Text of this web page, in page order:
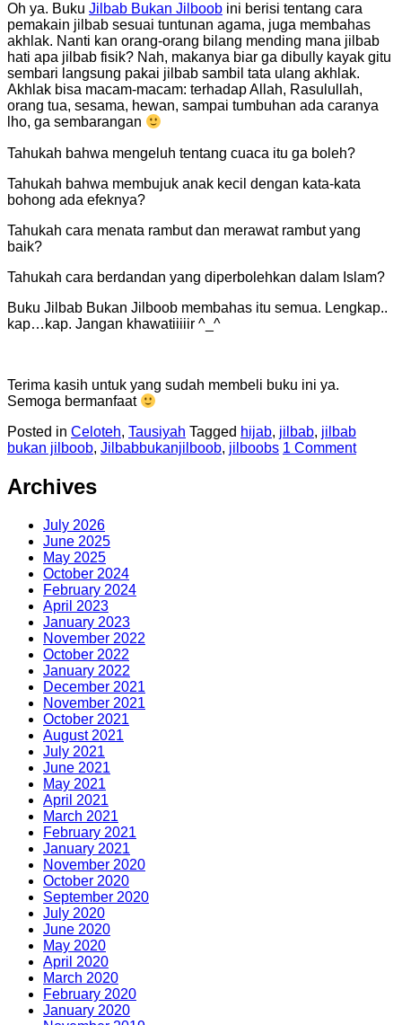
Oh ya. Buku Jilbab Bukan Jilboob ini berisi tentang cara
pemakain jilbab sesuai tuntunan agama, juga membahas
akhlak. Nanti kan orang-orang bilang mending mana jilbab
hati apa jilbab fisik? Nah, makanya biar ga dibully kayak gitu
sembari langsung pakai jilbab sambil tata ulang akhlak.
Akhlak bisa macam-macam: terhadap Allah, Rasulullah,
orang tua, sesama, hewan, sampai tumbuhan ada caranya
lho, ga sembarangan
Tahukah bahwa mengeluh tentang cuaca itu ga boleh?
Tahukah bahwa membujuk anak kecil dengan kata-kata
bohong ada efeknya?
Tahukah cara menata rambut dan merawat rambut yang
baik?
Tahukah cara berdandan yang diperbolehkan dalam Islam?
Buku Jilbab Bukan Jilboob membahas itu semua. Lengkap..
kap…kap. Jangan khawatiiiiir ^_^
Terima kasih untuk yang sudah membeli buku ini ya.
Semoga bermanfaat
Posted in Celoteh, Tausiyah Tagged hijab, jilbab, jilbab
bukan jilboob, Jilbabbukanjilboob, jilboobs 1 Comment
Archives
July 2026
June 2025
May 2025
October 2024
February 2024
April 2023
January 2023
November 2022
October 2022
January 2022
December 2021
November 2021
October 2021
August 2021
July 2021
June 2021
May 2021
April 2021
March 2021
February 2021
January 2021
November 2020
October 2020
September 2020
July 2020
June 2020
May 2020
April 2020
March 2020
February 2020
January 2020